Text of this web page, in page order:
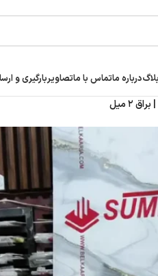
درباره ماتماس با ماتصاویربارگیری و